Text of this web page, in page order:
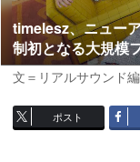
timelesz、ニュー
制初となる大規模
文＝リアルサウンド
ポスト